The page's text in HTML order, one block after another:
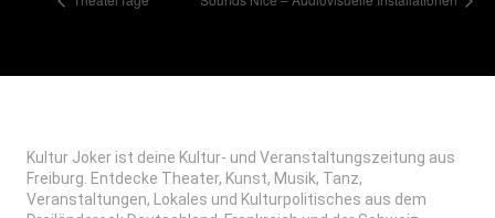
Kultur Joker ist deine Kultur- und Veranstaltungszeitung aus
Freiburg. Entdecke Theater, Kunst, Musik, Tanz,
Veranstaltungen, Lokales und Kulturpolitisches aus dem